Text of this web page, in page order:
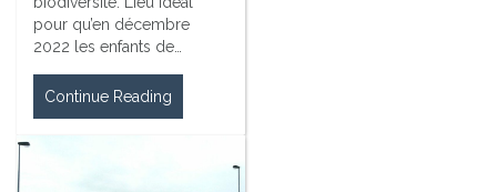
pour qu’en décembre
2022 les enfants de…
Continue Reading